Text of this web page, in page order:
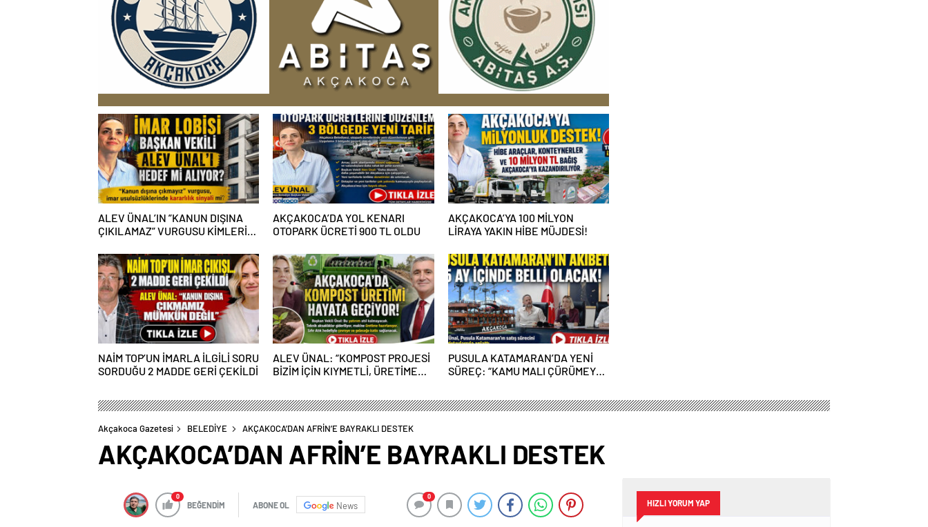
ALEV ÜNAL’IN ”KANUN DIŞINA
ÇIKILAMAZ” VURGUSU KİMLERİN
AKÇAKOCA’DA YOL KENARI
OTOPARK ÜCRETİ 900 TL OLDU
AKÇAKOCA’YA 100 MİLYON
LİRAYA YAKIN HİBE MÜJDESİ!
NAİM TOP’UN İMARLA İLGİLİ SORU
SORDUĞU 2 MADDE GERİ ÇEKİLDİ
ALEV ÜNAL: “KOMPOST PROJESİ
BİZİM İÇİN KIYMETLİ, ÜRETİME
PUSULA KATAMARAN’DA YENİ
SÜREÇ: “KAMU MALI ÇÜRÜMEYE
Akçakoca Gazetesi BELEDİYE AKÇAKOCA’DAN AFRİN’E BAYRAKLI DESTEK
AKÇAKOCA’DAN AFRİN’E BAYRAKLI DESTEK
0
BEĞENDİM ABONE OL News
0
HIZLI YORUM YAP